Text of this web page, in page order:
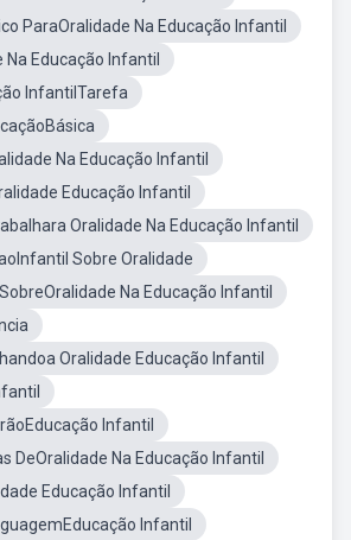
ParaOralidade Na Educação Infantil
Na Educação Infantil
InfantilTarefa
Na Educação Infantil
Educação Infantil
Oralidade Na Educação Infantil
Sobre Oralidade
Na Educação Infantil
Oralidade Educação Infantil
Infantil
DeOralidade Na Educação Infantil
Educação Infantil
Infantil